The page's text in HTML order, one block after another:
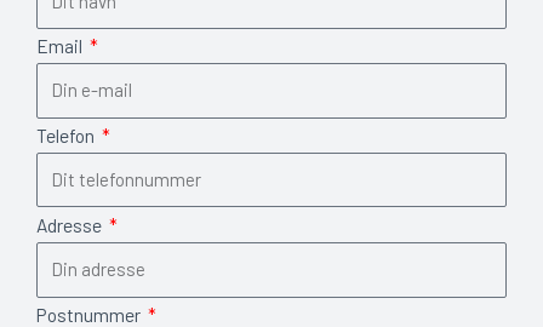
Email
Telefon
Adresse
Postnummer